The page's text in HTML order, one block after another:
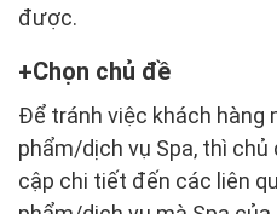
được.
Chọn chủ đề
Để tránh việc khách hàng
phẩm/dịch vụ Spa, thì
cập chi tiết đến các liên